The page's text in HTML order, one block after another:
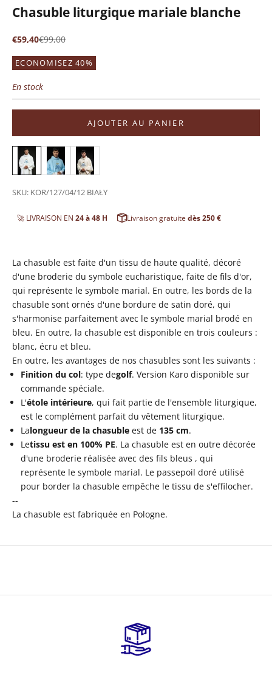
Chasuble liturgique mariale blanche
Prix de vente
€59,40Prix normal
€99,00
ECONOMISEZ 40%
En stock
AJOUTER AU PANIER
SKU: KOR/127/04/12 BIAŁY
🚀 LIVRAISON EN 24 à 48 H Livraison gratuite dès 250 €
La chasuble est faite d'un tissu de haute qualité, décoré
d'une broderie du symbole eucharistique, faite de fils d'or,
qui représente le symbole marial. En outre, les bords de la
chasuble sont ornés d'une bordure de satin doré, qui
s'harmonise parfaitement avec le symbole marial brodé en
bleu. En outre, la chasuble est disponible en trois couleurs :
blanc, écru et bleu.
En outre, les avantages de nos chasubles sont les suivants :
Finition du col: type degolf. Version Karo disponible sur
commande spéciale.
L'étole intérieure, qui fait partie de l'ensemble liturgique,
est le complément parfait du vêtement liturgique.
Lalongueur de la chasuble est de 135 cm.
Letissu est en 100% PE. La chasuble est en outre décorée
d'une broderie réalisée avec des fils bleus , qui
représente le symbole marial. Le passepoil doré utilisé
pour border la chasuble empêche le tissu de s'effilocher.
--
La chasuble est fabriquée en Pologne.